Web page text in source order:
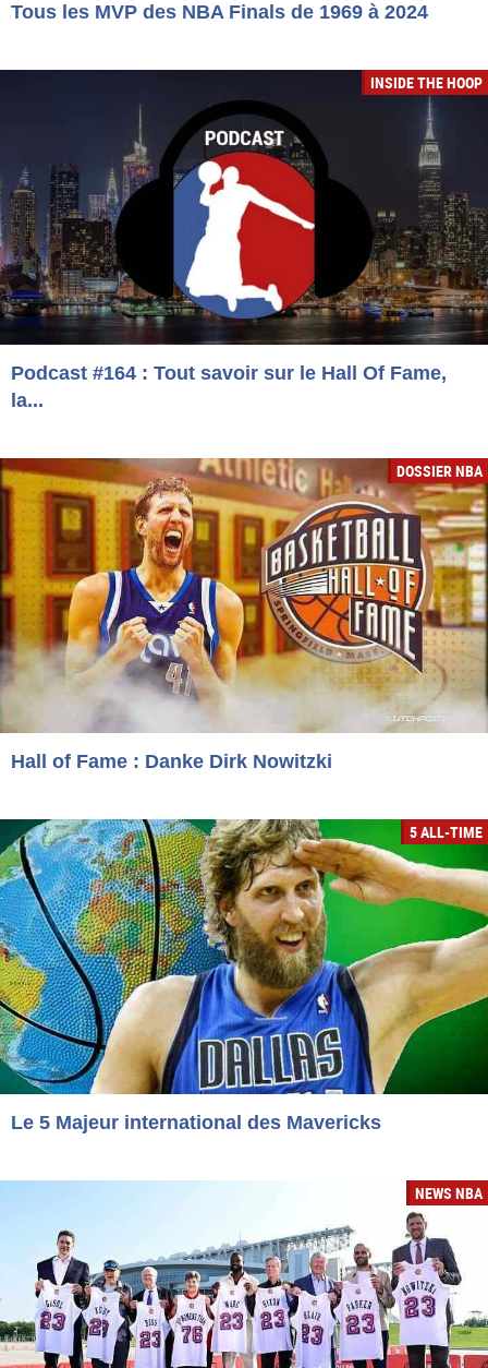
Tous les MVP des NBA Finals de 1969 à 2024
INSIDE THE HOOP
Podcast #164 : Tout savoir sur le Hall Of Fame,
la...
DOSSIER NBA
Hall of Fame : Danke Dirk Nowitzki
5 ALL-TIME
Le 5 Majeur international des Mavericks
NEWS NBA